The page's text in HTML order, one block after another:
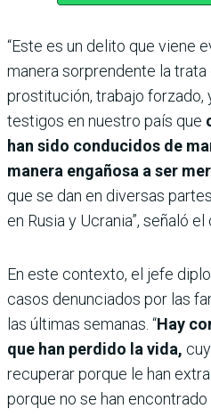
“Este es un delito que viene
manera sorprendente la
prostitución, trabajo forzado,
testigos en nuestro país que
han sido conducidos de
manera engañosa a ser
que se dan en diversas
en Rusia y Ucrania”, señaló el
En este contexto, el jefe
casos denunciados por las
las últimas semanas. “Hay
que han perdido la vida,
recuperar porque le han
porque no se han